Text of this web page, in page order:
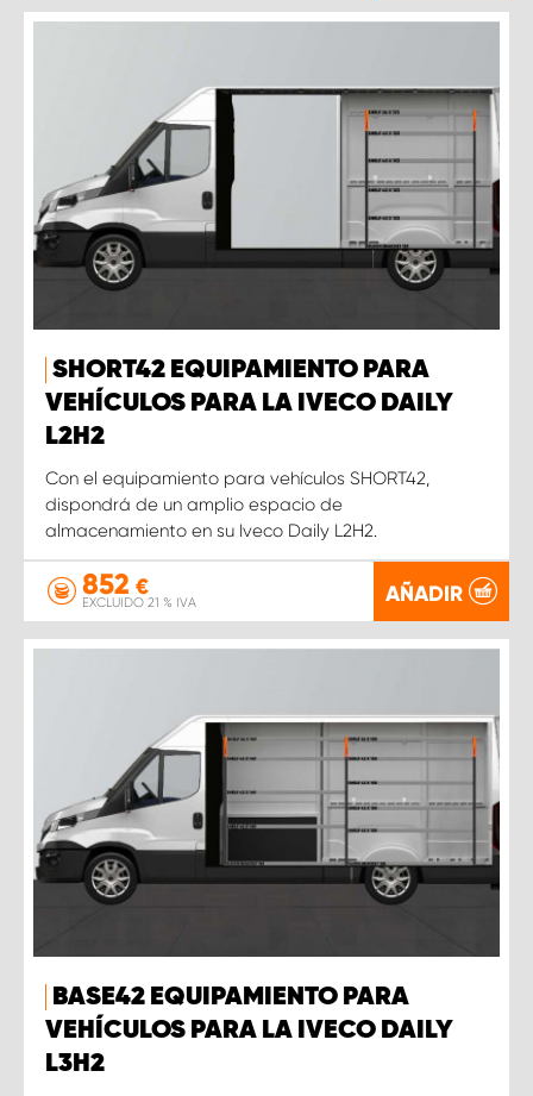
SHORT42 EQUIPAMIENTO PARA
VEHÍCULOS PARA LA IVECO DAILY
L2H2
Con el equipamiento para vehículos SHORT42,
dispondrá de un amplio espacio de
almacenamiento en su Iveco Daily L2H2.
852 €
EXCLUIDO 21 % IVA AÑADIR
BASE42 EQUIPAMIENTO PARA
VEHÍCULOS PARA LA IVECO DAILY
L3H2